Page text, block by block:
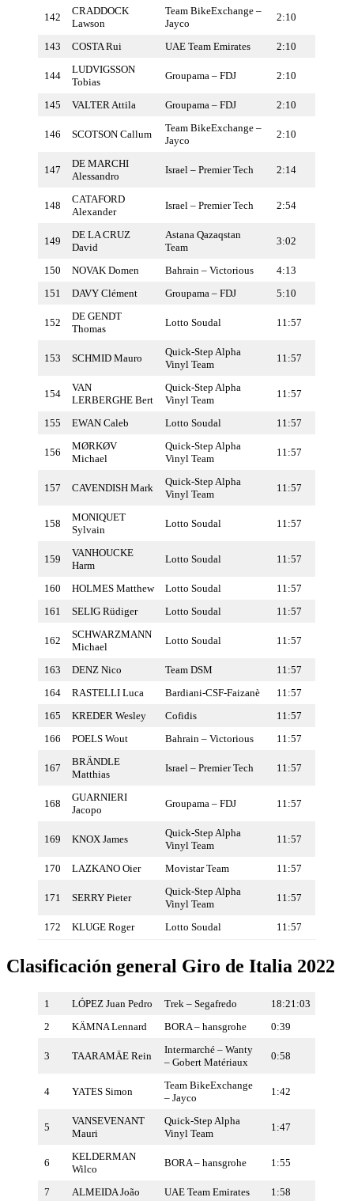
142
CRADDOCK
Lawson
Team BikeExchange –
Jayco
2:10
143 COSTA Rui UAE Team Emirates 2:10
144
LUDVIGSSON
Tobias
Groupama – FDJ 2:10
145 VALTER Attila Groupama – FDJ 2:10
146 SCOTSON Callum
Team BikeExchange –
Jayco
2:10
147
DE MARCHI
Alessandro
Israel – Premier Tech 2:14
148
CATAFORD
Alexander
Israel – Premier Tech 2:54
149
DE LA CRUZ
David
Astana Qazaqstan
Team
3:02
150 NOVAK Domen Bahrain – Victorious
4:13
151
DAVY Clément Groupama – FDJ 5:10
152
DE GENDT
Thomas
Lotto Soudal 11:57
153 SCHMID Mauro
Quick-Step Alpha
Vinyl Team
11:57
154
VAN
LERBERGHE Bert
Quick-Step Alpha
Vinyl Team
11:57
155 EWAN Caleb Lotto Soudal 11:57
156
MØRKØV
Michael
Quick-Step Alpha
Vinyl Team
11:57
157 CAVENDISH Mark
Quick-Step Alpha
Vinyl Team
11:57
158
MONIQUET
Sylvain
Lotto Soudal 11:57
159
VANHOUCKE
Harm
Lotto Soudal 11:57
160 HOLMES Matthew Lotto Soudal
11:57
161
SELIG Rüdiger Lotto Soudal 11:57
162
SCHWARZMANN
Michael
Lotto Soudal 11:57
163 DENZ Nico Team DSM
11:57
164
RASTELLI Luca Bardiani-CSF-Faizanè
11:57
165
KREDER Wesley Cofidis
11:57
166
POELS Wout Bahrain – Victorious 11:57
167
BRÄNDLE
Matthias
Israel – Premier Tech 11:57
168
GUARNIERI
Jacopo
Groupama – FDJ 11:57
169 KNOX James
Quick-Step Alpha
Vinyl Team
11:57
170 LAZKANO Oier Movistar Team 11:57
171 SERRY Pieter
Quick-Step Alpha
Vinyl Team
11:57
172 KLUGE Roger Lotto Soudal 11:57
Clasificación general Giro de Italia 2022
1 LÓPEZ Juan Pedro Trek – Segafredo
18:21:03
2
KÄMNA Lennard BORA – hansgrohe 0:39
3 TAARAMÄE Rein
Intermarché – Wanty
– Gobert Matériaux
0:58
4 YATES Simon
Team BikeExchange
– Jayco
1:42
5
VANSEVENANT
Mauri
Quick-Step Alpha
Vinyl Team
1:47
6
KELDERMAN
Wilco
BORA – hansgrohe 1:55
7 ALMEIDA João UAE Team Emirates
1:58